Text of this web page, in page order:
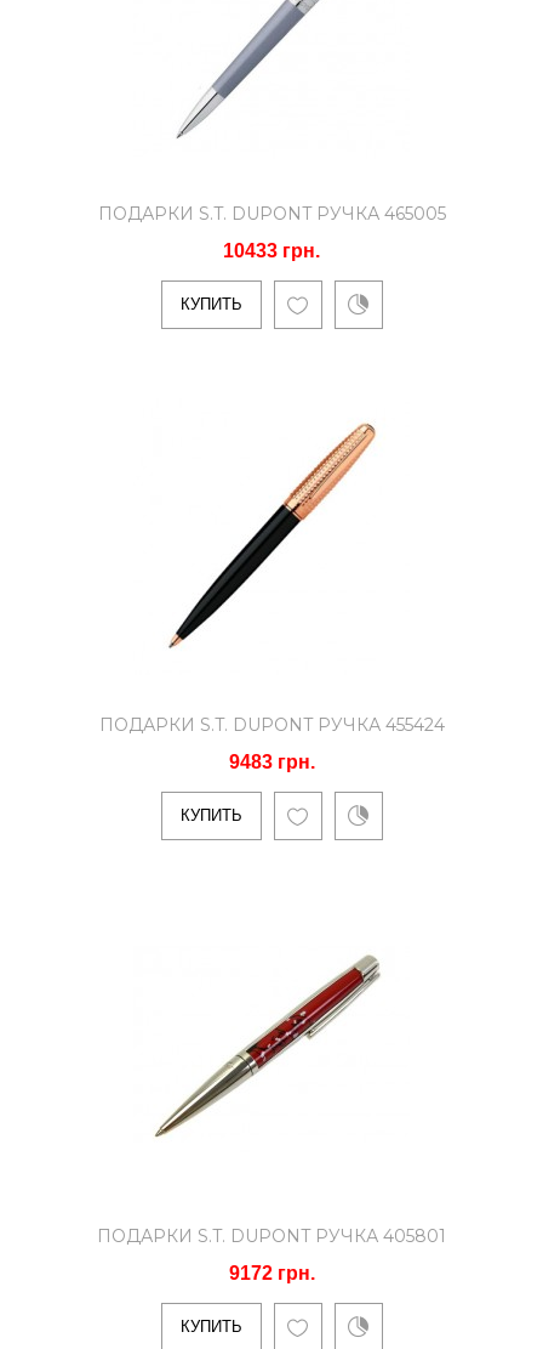
ПОДАРКИ S.T. DUPONT РУЧКА 465005
10433 грн.
КУПИТЬ
ПОДАРКИ S.T. DUPONT РУЧКА 455424
9483 грн.
КУПИТЬ
ПОДАРКИ S.T. DUPONT РУЧКА 405801
9172 грн.
КУПИТЬ